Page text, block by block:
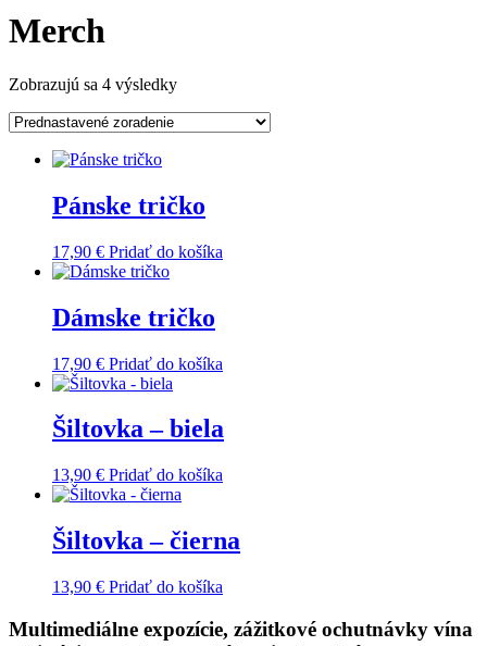
Merch
Zobrazujú sa 4 výsledky
Pánske tričko
17,90 € Pridať do košíka
Dámske tričko
17,90 € Pridať do košíka
Šiltovka – biela
13,90 € Pridať do košíka
Šiltovka – čierna
13,90 € Pridať do košíka
Multimediálne expozície, zážitkové ochutnávky vína